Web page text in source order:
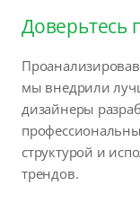
Доверьтесь
мы внедрили
дизайнеры
структурой и
трендов.